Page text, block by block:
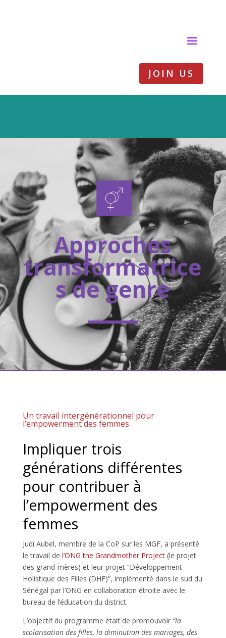
JOIN US
Approches
transformatrice
s de genre
Un travail intergénérationnel pour
l’empowerment des femmes
Impliquer trois
générations différentes
pour contribuer à
l’empowerment des
femmes
Judi Aubel, membre de la CoP sur les MGF, a présenté
le travail de l’ONG the Grandmother Project(le projet
des grand-mères) et leur projet “Développement
Holistique des Filles (DHF)”, implémenté dans le sud du
Sénégal par l’ONG en collaboration étroite avec le
bureau de l’éducation du district.
L’objectif du programme était de promouvoir “la
scolarisation des filles, la diminution des mariages, des